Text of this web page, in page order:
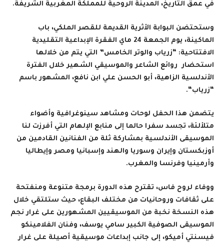
في عمق التاريخ، المدينة الروحية للمملكة المغربية الشريفة.
وستحتضن البوابة الأثرية القديمة للقصر الملكي، باب
الماكينة، يوم الجمعة 24 ماي الفقرة الإبداعية التقليدية
الافتتاحية: “زرياب والوتر الخامس” التي يتم من خلالها
استحضار روائع الشاعر والموسيقي الشهير خلال الفترة
الأندلسية الزاهية، أبو الحسن علي ابن نافع، المشهور باسم
“زرياب“.
يتضمن هذا الحفل لوحات ومشاهد سينوغرافية وأضواء
متلألئة، تجسد سفرا حالما إلى منابع الإلهام التي أفرزت لنا
الموسيقى الأندلسية بمشاركة ثلة من الفنانين القادمين من
أوزبكستان وإيران وسوريا والهند وإسبانيا ومصر وإيطاليا
وأرمينيا وفرنسا والمغرب.
ووفاء لروح فاس، تقترح هذه الدورة برمجة متنوعة ومنفتحة
على ثقافات وروحانيات من مختلف البقاع، حيث ستلتقي خلال
هذه النسخة نخبة من الموسيقيين المشهورين على غرار نجم
الموسيقى الصوفية الكبير سامي يوسف، وفنان الفلامينكو
فيسنتي أميكو، إلى جانب إبداعات موسيقية أصيلة على غرار